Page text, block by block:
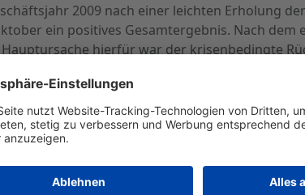
2009 nach einer leichten Erholung
ein positives Gesamtergebnis. Nach
hierfür war der krisenbedingte
zeichnete sich in den darauf folgenden
noch um 15,4% hinter dem Vorjahr zurück.
konnten die im 2. Quartal eingeleiteten
Ende des Monats Oktober mit 2,8 Mio.